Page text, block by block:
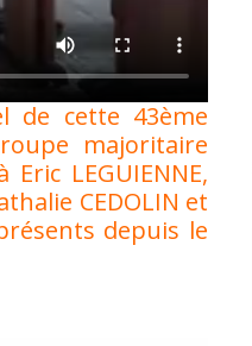
de cette 43ème
majoritaire
LEGUIENNE,
CEDOLIN et
depuis le